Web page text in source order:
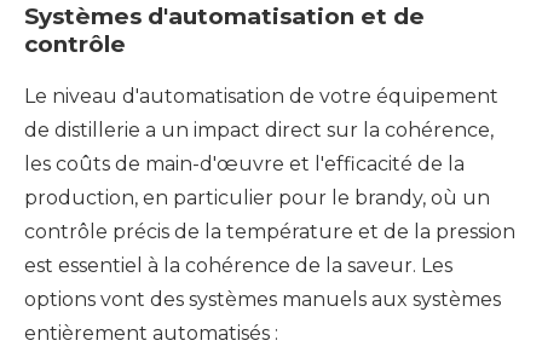
Systèmes d'automatisation et de
contrôle
Le niveau d'automatisation de votre équipement
de distillerie a un impact direct sur la cohérence,
les coûts de main-d'œuvre et l'efficacité de la
production, en particulier pour le brandy, où un
contrôle précis de la température et de la pression
est essentiel à la cohérence de la saveur. Les
options vont des systèmes manuels aux systèmes
entièrement automatisés :